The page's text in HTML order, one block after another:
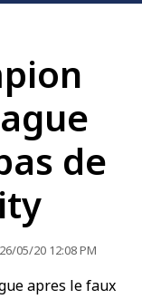
de
05/20 12:08 PM